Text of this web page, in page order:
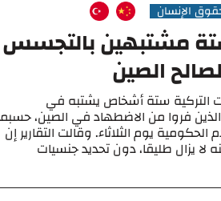
الإنسان
مشتبهين بالتجسس
الصين
التركية ستة أشخاص يشتبه في
فروا من الاضطهاد في الصين،
يوم الثلاثاء. وقالت التقارير إن
يزال طليقا، دون تحديد جنسيات